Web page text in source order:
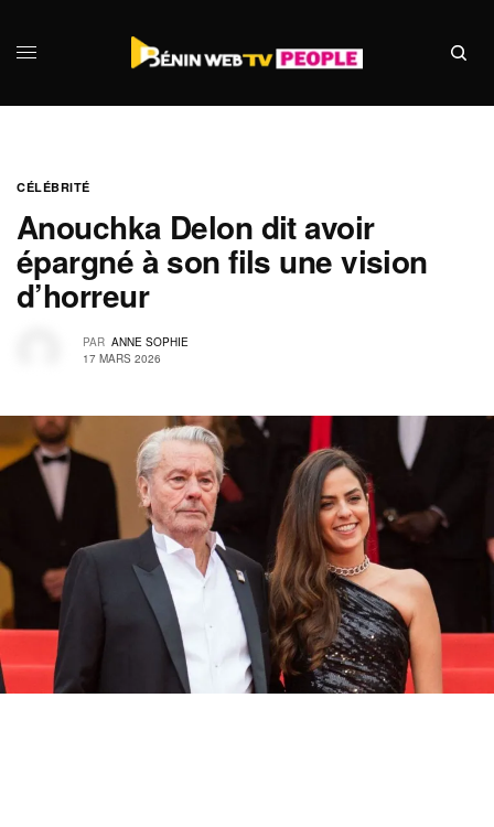
CÉLÉBRITÉ
Anouchka Delon dit avoir
épargné à son fils une vision
d’horreur
PAR ANNE SOPHIE
17 MARS 2026